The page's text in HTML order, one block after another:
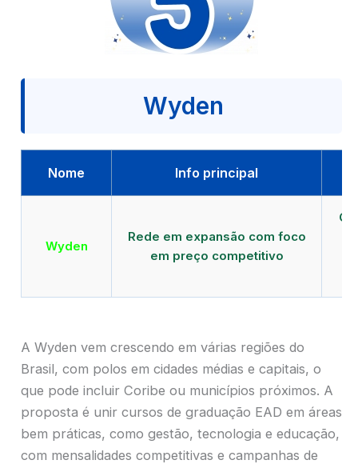
Wyden
Nome Info principal
Wyden
Rede em expansão com foco
em preço competitivo
A Wyden vem crescendo em várias regiões do
Brasil, com polos em cidades médias e capitais, o
que pode incluir Coribe ou municípios próximos. A
proposta é unir cursos de graduação EAD em áreas
bem práticas, como gestão, tecnologia e educação,
com mensalidades competitivas e campanhas de